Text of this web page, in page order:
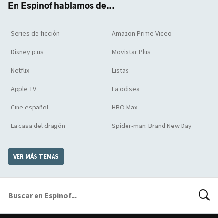
En Espinof hablamos de...
Series de ficción Amazon Prime Video
Disney plus Movistar Plus
Netflix Listas
Apple TV La odisea
Cine español HBO Max
La casa del dragón Spider-man: Brand New Day
VER MÁS TEMAS